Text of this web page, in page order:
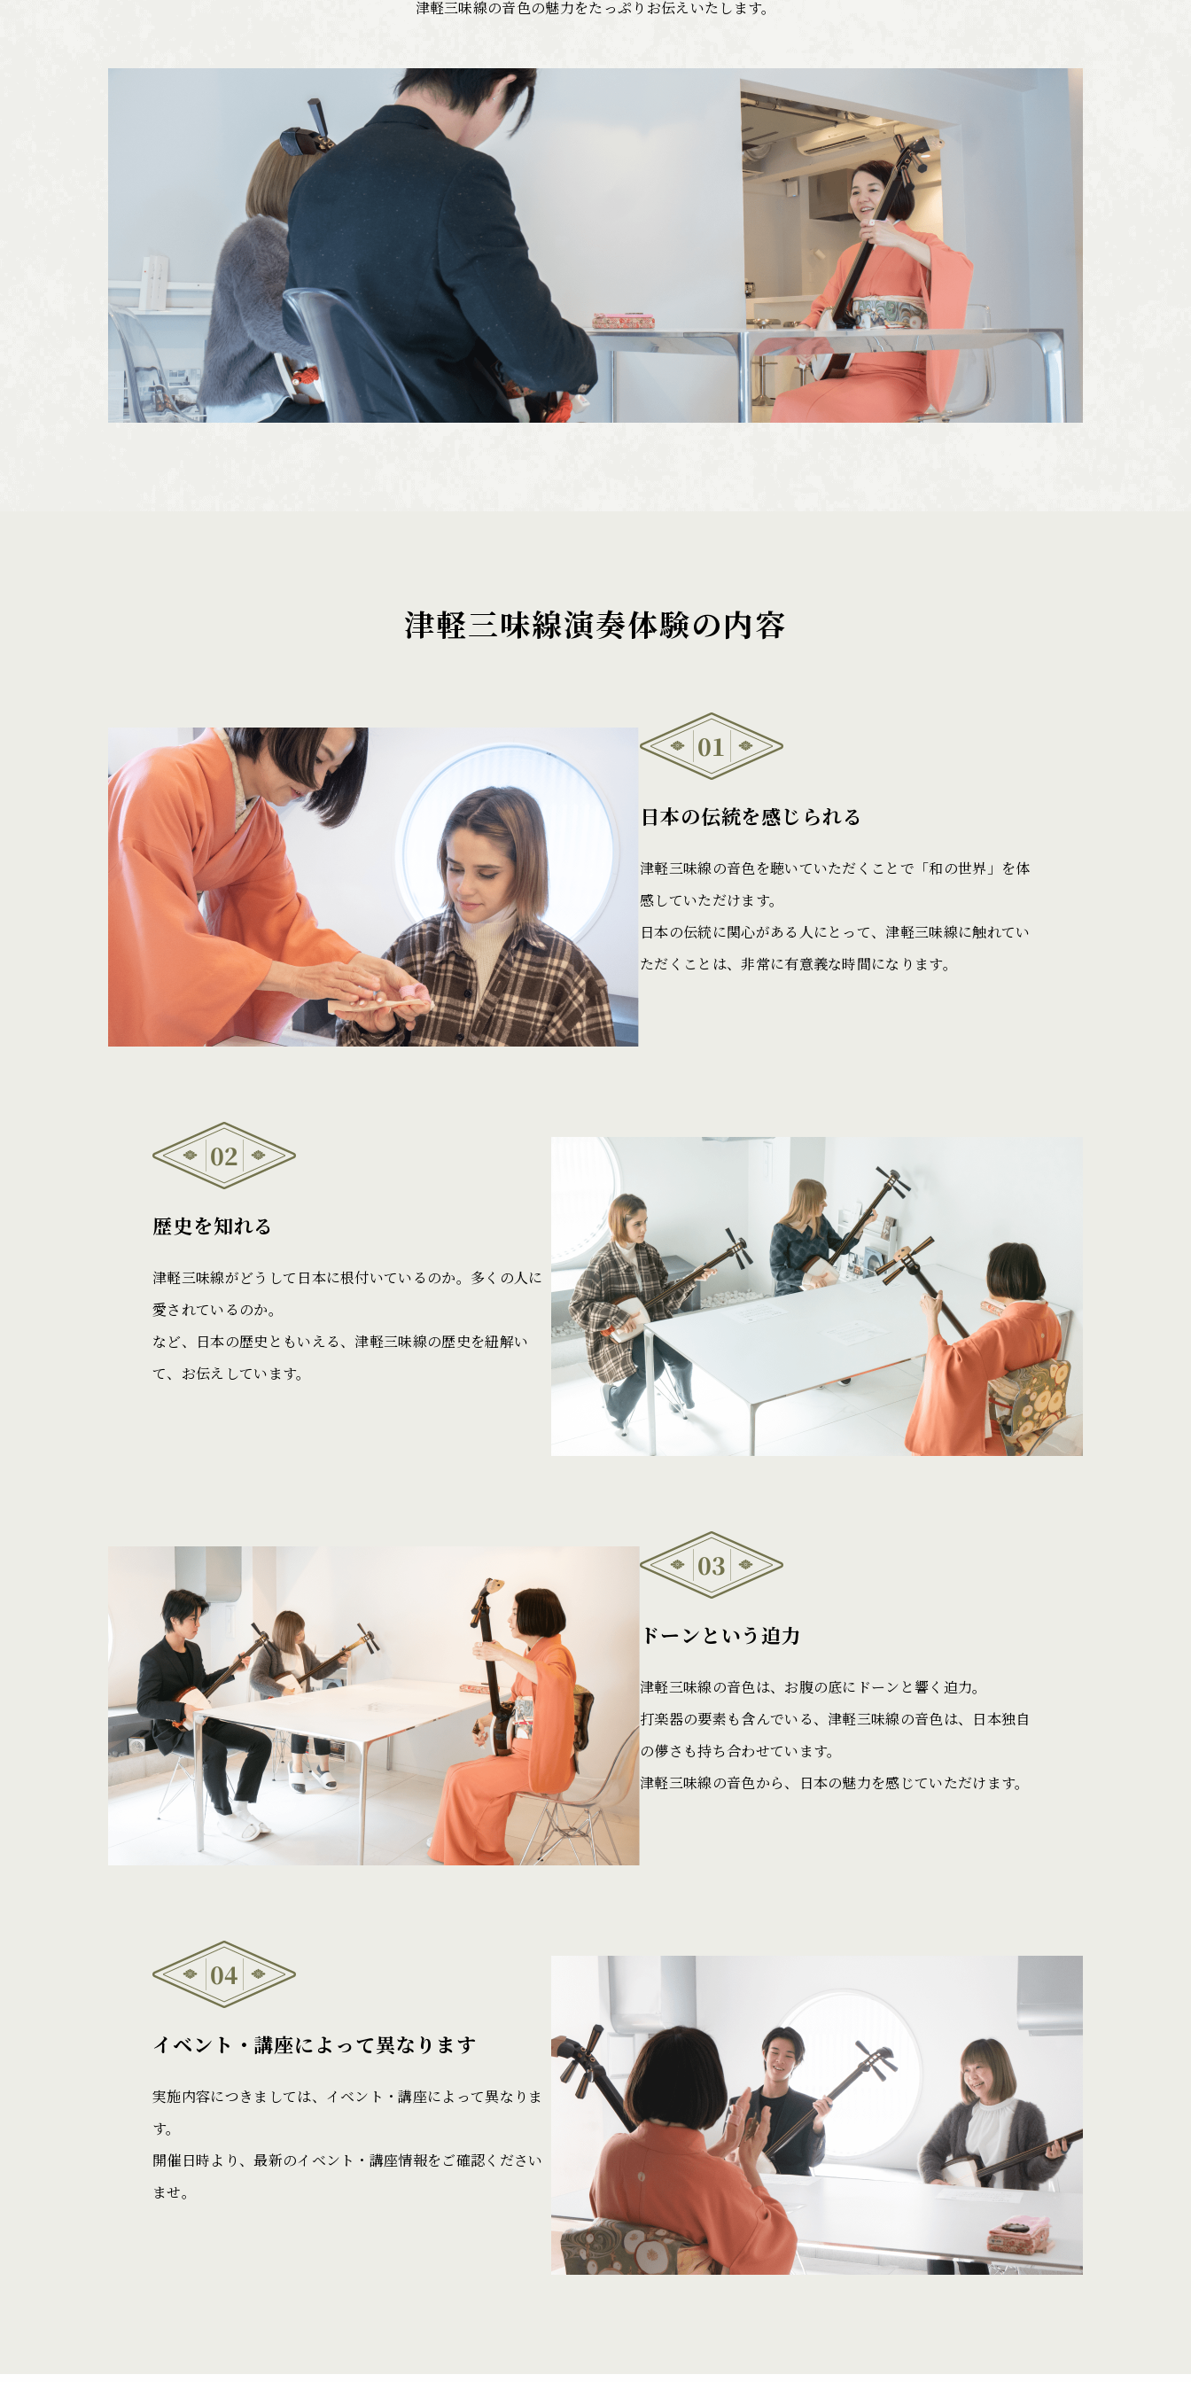
津軽三味線の音色の魅力をたっぷりお伝えいたします。
津軽三味線演奏体験の内容
日本の伝統を感じられる
津軽三味線の音色を聴いていただくことで「和の世界」を体
感していただけます。
日本の伝統に関心がある人にとって、津軽三味線に触れてい
ただくことは、非常に有意義な時間になります。
歴史を知れる
津軽三味線がどうして日本に根付いているのか。多くの人に
愛されているのか。
など、日本の歴史ともいえる、津軽三味線の歴史を紐解い
て、お伝えしています。
ドーンという迫力
津軽三味線の音色は、お腹の底にドーンと響く迫力。
打楽器の要素も含んでいる、津軽三味線の音色は、日本独自
の儚さも持ち合わせています。
津軽三味線の音色から、日本の魅力を感じていただけます。
イベント・講座によって異なります
実施内容につきましては、イベント・講座によって異なりま
す。
開催日時より、最新のイベント・講座情報をご確認ください
ませ。